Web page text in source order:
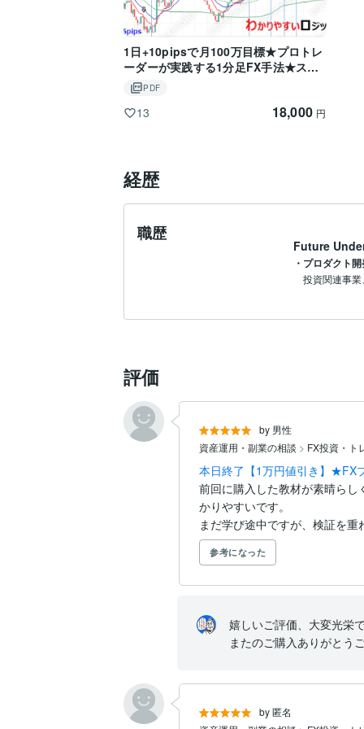
1日+10pipsで月100万目標★プロトレ
ーダーが実践する1分足FX手法★スマ
ホチャート画像で解説
PDF
13 18,000 円
経歴
職歴
Future
・プロダクト
投資関連事
評価
by 男性
資産運用・副業の相談 > FX投資・ト
本日終了【1万円値引き】★FX
前回に購入した教材が素晴ら
かりやすいです。
まだ学び途中ですが、検証を
参考になった
嬉しいご評価、大変光栄
またのご購入ありがとう
by 匿名